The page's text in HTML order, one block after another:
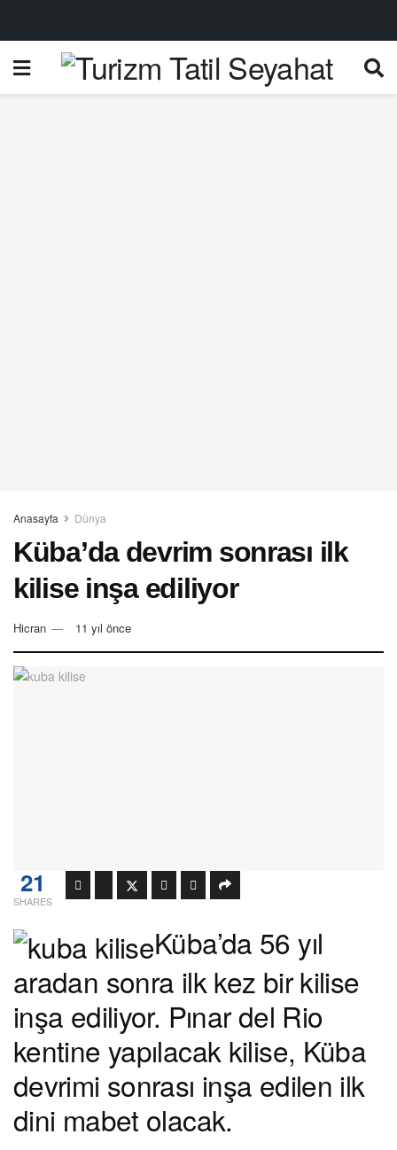
Anasayfa Dünya
Küba’da devrim sonrası ilk
kilise inşa ediliyor
Hicran 11 yıl önce
21
SHARES
Küba’da 56 yıl
aradan sonra ilk kez bir kilise
inşa ediliyor. Pınar del Rio
kentine yapılacak kilise, Küba
devrimi sonrası inşa edilen ilk
dini mabet olacak.